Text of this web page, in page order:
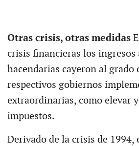
Otras crisis, otras medidas
crisis financieras los ingresos
hacendarias cayeron al grado
respectivos gobiernos
extraordinarias, como elevar
impuestos.
Derivado de la crisis de 1994,